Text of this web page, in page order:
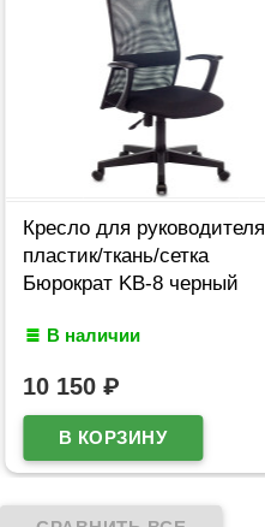
Кресло для руководителя
пластик/ткань/сетка
Бюрократ KB-8 черный
В наличии
10 150 ₽